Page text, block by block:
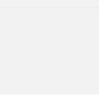
参照产品说明书中的保